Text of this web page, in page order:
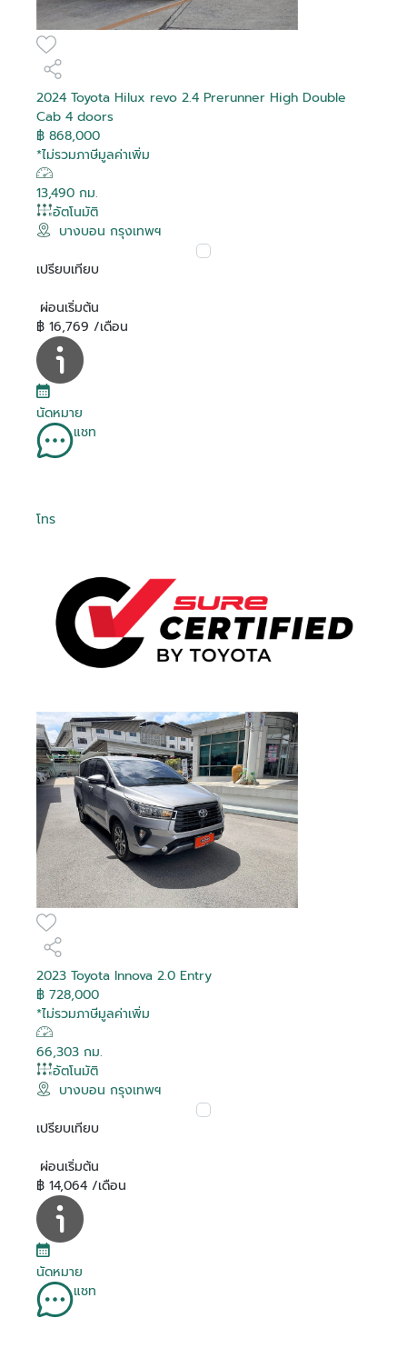
2024 Toyota Hilux revo 2.4 Prerunner High Double
Cab 4 doors
฿ 868,000
*ไม่รวมภาษีมูลค่าเพิ่ม
13,490 กม.
อัตโนมัติ
บางบอน กรุงเทพฯ
เปรียบเทียบ
ผ่อนเริ่มต้น
฿ 16,769 /เดือน
นัดหมาย
แชท
โทร
2023 Toyota Innova 2.0 Entry
฿ 728,000
*ไม่รวมภาษีมูลค่าเพิ่ม
66,303 กม.
อัตโนมัติ
บางบอน กรุงเทพฯ
เปรียบเทียบ
ผ่อนเริ่มต้น
฿ 14,064 /เดือน
นัดหมาย
แชท